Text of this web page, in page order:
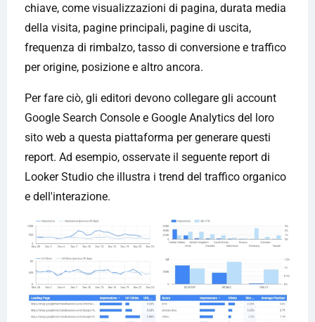
chiave, come visualizzazioni di pagina, durata media
della visita, pagine principali, pagine di uscita,
frequenza di rimbalzo, tasso di conversione e traffico
per origine, posizione e altro ancora.
Per fare ciò, gli editori devono collegare gli account
Google Search Console e Google Analytics del loro
sito web a questa piattaforma per generare questi
report. Ad esempio, osservate il seguente report di
Looker Studio che illustra i trend del traffico organico
e dell'interazione.